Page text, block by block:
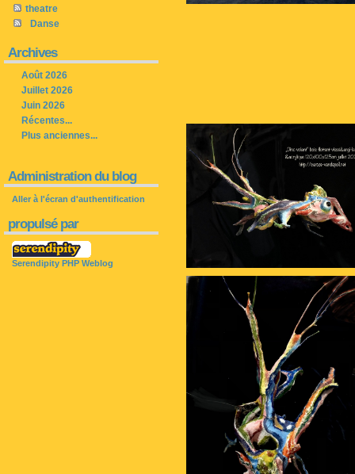
theatre
Danse
Archives
Août 2026
Juillet 2026
Juin 2026
Récentes...
Plus anciennes...
Administration du blog
Aller à l'écran d'authentification
propulsé par
Serendipity PHP Weblog